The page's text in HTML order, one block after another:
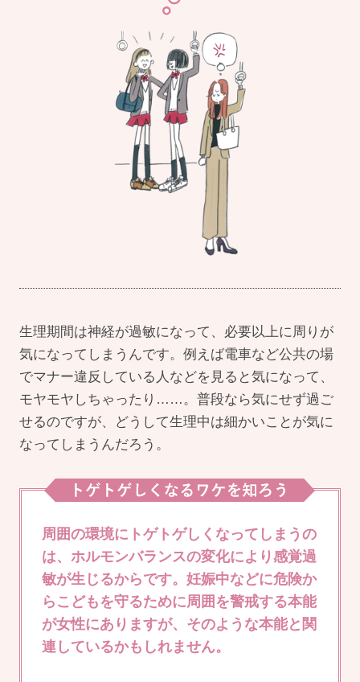
生理期間は神経が過敏になって、必要以上に周りが
気になってしまうんです。例えば電車など公共の場
でマナー違反している人などを見ると気になって、
モヤモヤしちゃったり……。普段なら気にせず過ご
せるのですが、どうして生理中は細かいことが気に
なってしまうんだろう。
周囲の環境にトゲトゲしくなってしまうの
は、ホルモンバランスの変化により感覚過
敏が生じるからです。 妊娠中などに危険か
らこどもを守るために周囲を警戒する本能
が女性にありますが、 そのような本能と関
連しているかもしれません。